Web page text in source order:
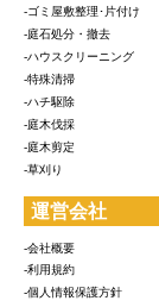
-ゴミ屋敷整理･片付け
-庭石処分・撤去
-ハウスクリーニング
-特殊清掃
-ハチ駆除
-庭木伐採
-庭木剪定
-草刈り
運営会社
-会社概要
-利用規約
-個人情報保護方針